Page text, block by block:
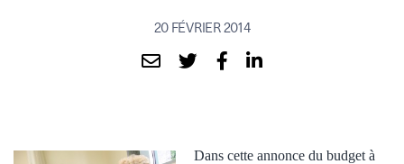
20 FÉVRIER 2014
Dans cette annonce du budget à